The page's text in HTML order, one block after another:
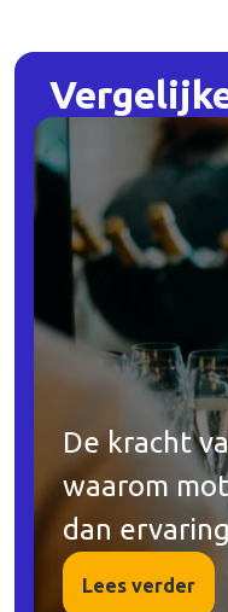
De kracht
waarom
dan ervaring
Lees verder